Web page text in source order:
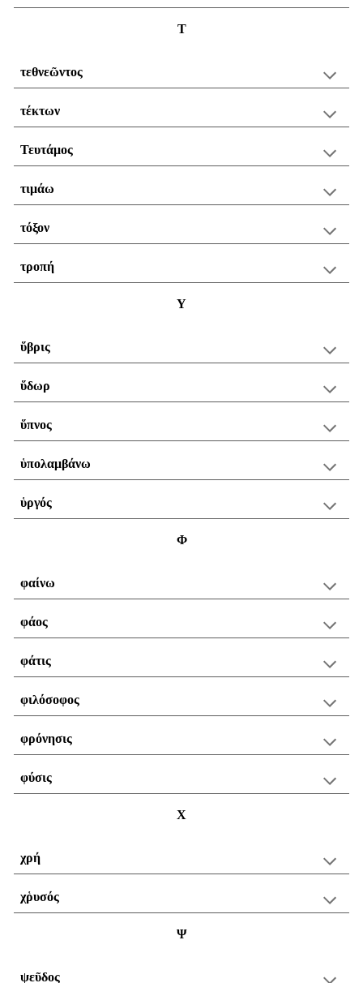
Τ
τεθνεῶντος
τέκτων
Τευτάμος
τιμάω
τόξον
τροπή
Υ
ὕβρις
ὕδωρ
ὕπνος
ὑπολαμβάνω
ὑργός
Φ
φαίνω
φάος
φάτις
φιλόσοφος
φρόνησις
φύσις
Χ
χρή
χῥυσός
Ψ
ψεῦδος